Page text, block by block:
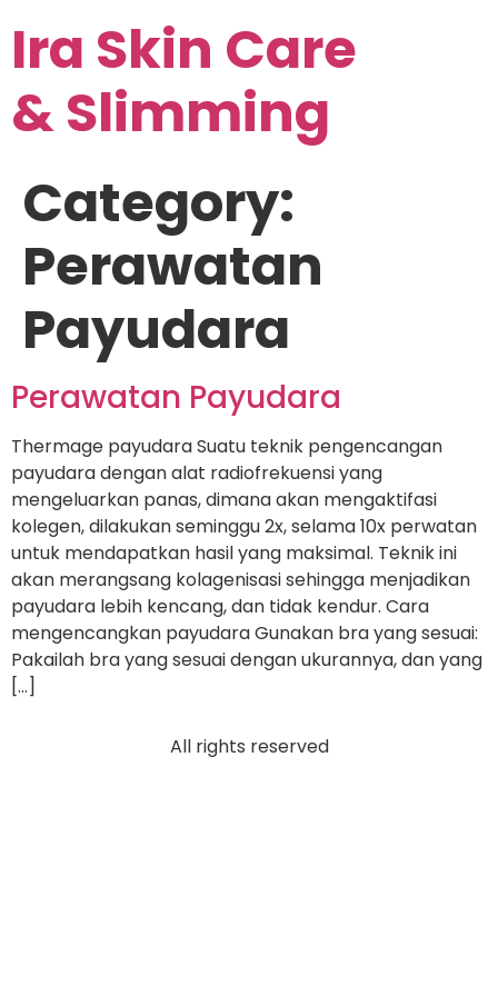
Ira Skin Care
& Slimming
Category:
Perawatan
Payudara
Perawatan Payudara
Thermage payudara Suatu teknik pengencangan
payudara dengan alat radiofrekuensi yang
mengeluarkan panas, dimana akan mengaktifasi
kolegen, dilakukan seminggu 2x, selama 10x perwatan
untuk mendapatkan hasil yang maksimal. Teknik ini
akan merangsang kolagenisasi sehingga menjadikan
payudara lebih kencang, dan tidak kendur. Cara
mengencangkan payudara Gunakan bra yang sesuai:
Pakailah bra yang sesuai dengan ukurannya, dan yang
[…]
All rights reserved